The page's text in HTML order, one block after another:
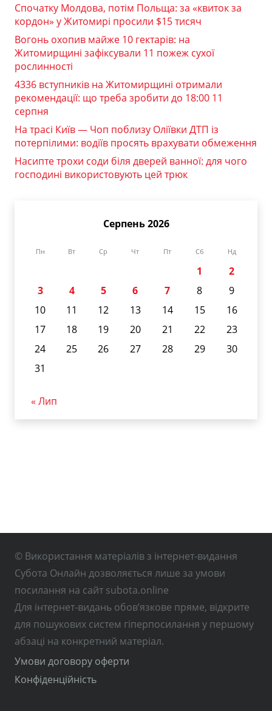
Спочатку Молдова, потім Польща: за «квиток за
кордон» у Житомирі просили $15 тисяч
Вогонь охопив майже 10 гектарів: на
Житомирщині зафіксували 11 пожеж сухої
рослинності
4336 вступників на Житомирщині отримали
рекомендації: що треба зробити до 18:00 11
серпня
На трасі Київ — Чоп поблизу Оліївки ДТП із
потерпілими: водіїв просять врахувати обмеження
Насипте трохи соди біля дверей ванної: для чого
господині використовують цей трюк
Серпень 2026
Пн Вт Ср Чт Пт Сб Нд
1
2
3
4 5 6 7 8
9
10
11 12 13 14 15
16
17
18 19 20 21 22
23
24
25 26 27 28 29
30
31
« Лип
© Використання матеріалів з інтернет-видання
Субота Онлайн дозволяється лише за умови
посилання на сайт subota.online
Для інтернет-видань обов’язкове пряме, відкрите
для пошукових систем гіперпосилання у першому
абзаці на конкретний матеріал.
Умови договору оферти
Конфіденційність